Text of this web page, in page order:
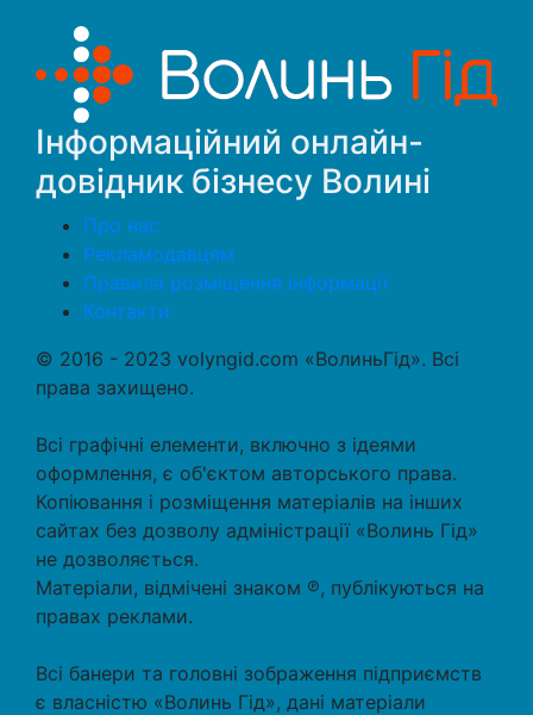
Інформаційний онлайн-
довідник бізнесу Волині
Про нас
Рекламодавцям
Правила розміщення інформації
Контакти
© 2016 - 2023 volyngid.com «ВолиньГід». Всі
права захищено.
Всі графічні елементи, включно з ідеями
оформлення, є об'єктом авторського права.
Копіювання і розміщення матеріалів на інших
сайтах без дозволу адміністрації «Волинь Гід»
не дозволяється.
Матеріали, відмічені знаком ℗, публікуються на
правах реклами.
Всі банери та головні зображення підприємств
є власністю «Волинь Гід», дані матеріали